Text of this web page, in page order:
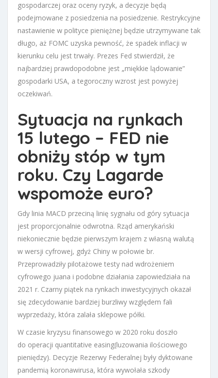
gospodarczej oraz oceny ryzyk, a decyzje będą
podejmowane z posiedzenia na posiedzenie. Restrykcyjne
nastawienie w polityce pieniężnej będzie utrzymywane tak
długo, aż FOMC uzyska pewność, że spadek inflacji w
kierunku celu jest trwały. Prezes Fed stwierdził, że
najbardziej prawdopodobne jest „miękkie lądowanie”
gospodarki USA, a tegoroczny wzrost jest powyżej
oczekiwań.
Sytuacja na rynkach
15 lutego – FED nie
obniży stóp w tym
roku. Czy Lagarde
wspomoże euro?
Gdy linia MACD przeciną linię sygnału od góry sytuacja
jest proporcjonalnie odwrotna. Rząd amerykański
niekoniecznie będzie pierwszym krajem z własną walutą
w wersji cyfrowej, gdyż Chiny w połowie br.
Przeprowadziły pilotażowe testy nad wdrożeniem
cyfrowego juana i podobne działania zapowiedziała na
2021 r. Czarny piątek na rynkach inwestycyjnych okazał
się zdecydowanie bardziej burzliwy względem fali
wyprzedaży, która zalała sklepowe półki.
W czasie kryzysu finansowego w 2020 roku doszło
do operacji quantitative easing(luzowania ilościowego
pieniędzy). Decyzje Rezerwy Federalnej były dyktowane
pandemią koronawirusa, która wywołała szkody